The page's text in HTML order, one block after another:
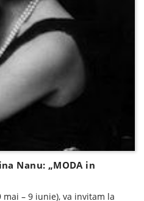
Nanu: „MODA in
– 9 iunie), va invitam la